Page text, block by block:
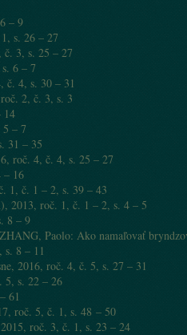
– 9
s. 26 – 27
3, s. 25 – 27
6 – 7
č. 4, s. 30 – 31
2, č. 3, s. 3
14
– 7
31 – 35
roč. 4, č. 4, s. 25 – 27
– 16
1, č. 1 – 2, s. 39 – 43
2013, roč. 1, č. 1 – 2, s. 4 – 5
8 – 9
Paolo: Ako namaľovať
s. 8 – 11
2016, roč. 4, č. 5, s. 27 – 31
5, s. 22 – 26
61
roč. 5, č. 1, s. 48 – 50
roč. 3, č. 1, s. 23 – 24